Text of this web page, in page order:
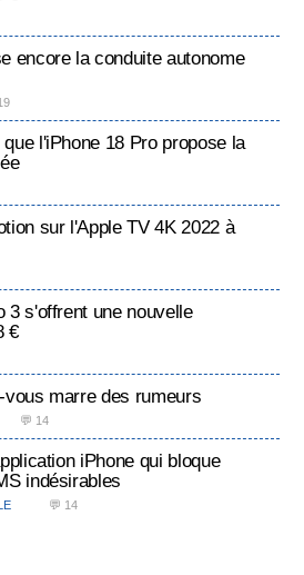
encore la conduite autonome
l'iPhone 18 Pro propose la
sur l'Apple TV 4K 2022 à
3 s'offrent une nouvelle
€
marre des rumeurs
💬 14
iPhone qui bloque
indésirables
💬 14